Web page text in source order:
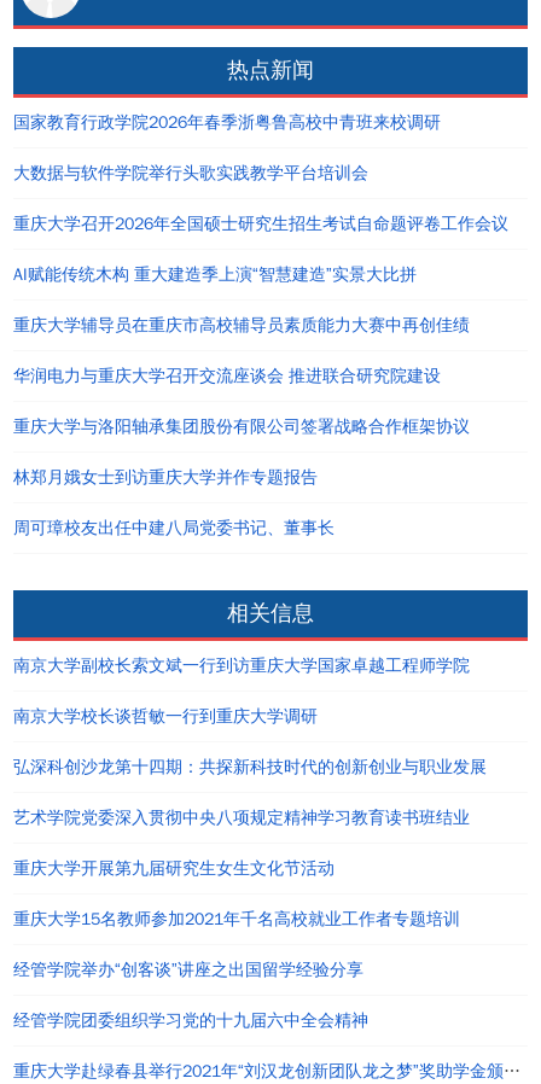
热点新闻
国家教育行政学院2026年春季浙粤鲁高校中青班来校调研
大数据与软件学院举行头歌实践教学平台培训会
重庆大学召开2026年全国硕士研究生招生考试自命题评卷工作会议
AI赋能传统木构 重大建造季上演“智慧建造”实景大比拼
重庆大学辅导员在重庆市高校辅导员素质能力大赛中再创佳绩
华润电力与重庆大学召开交流座谈会 推进联合研究院建设
重庆大学与洛阳轴承集团股份有限公司签署战略合作框架协议
林郑月娥女士到访重庆大学并作专题报告
周可璋校友出任中建八局党委书记、董事长
相关信息
南京大学副校长索文斌一行到访重庆大学国家卓越工程师学院
南京大学校长谈哲敏一行到重庆大学调研
弘深科创沙龙第十四期：共探新科技时代的创新创业与职业发展
艺术学院党委深入贯彻中央八项规定精神学习教育读书班结业
重庆大学开展第九届研究生女生文化节活动
重庆大学15名教师参加2021年千名高校就业工作者专题培训
经管学院举办“创客谈”讲座之出国留学经验分享
经管学院团委组织学习党的十九届六中全会精神
重庆大学赴绿春县举行2021年“刘汉龙创新团队龙之梦”奖助学金颁发仪式